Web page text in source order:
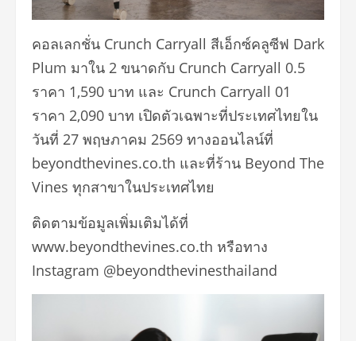
คอลเลกชั่น Crunch Carryall สีเอ็กซ์คลูซีฟ Dark
Plum มาใน 2 ขนาดกับ Crunch Carryall 0.5
ราคา 1,590 บาท และ Crunch Carryall 01
ราคา 2,090 บาท เปิดตัวเฉพาะที่ประเทศไทยใน
วันที่ 27 พฤษภาคม 2569 ทางออนไลน์ที่
beyondthevines.co.th และที่ร้าน Beyond The
Vines ทุกสาขาในประเทศไทย
ติดตามข้อมูลเพิ่มเติมได้ที่
www.beyondthevines.co.th หรือทาง
Instagram @beyondthevinesthailand